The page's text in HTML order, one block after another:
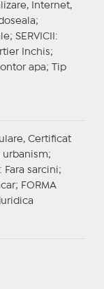
Internet,
SERVICII :
Inchis;
apa;
Tip
Certificat
urbanism;
: Fara sarcini;
FORMA